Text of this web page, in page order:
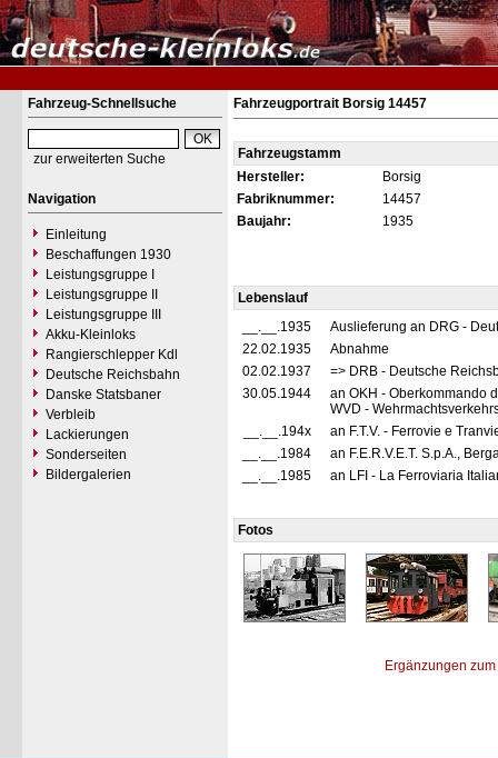
Fahrzeug-Schnellsuche
zur erweiterten Suche
Navigation
Einleitung
Beschaffungen 1930
Leistungsgruppe I
Leistungsgruppe II
Leistungsgruppe III
Akku-Kleinloks
Rangierschlepper Kdl
Deutsche Reichsbahn
Danske Statsbaner
Verbleib
Lackierungen
Sonderseiten
Bildergalerien
Fahrzeugportrait Borsig 14457
Fahrzeugstamm
Hersteller:
Borsig
Fabriknummer:
14457
Baujahr:
1935
Lebenslauf
__.__.1935
Auslieferung an DRG -
22.02.1935
Abnahme
02.02.1937
=> DRB - Deutsche
30.05.1944
an OKH - Oberkommando
WVD -
__.__.194x
an F.T.V. - Ferrovie e
__.__.1984
an F.E.R.V.E.T. S.p.A.,
__.__.1985
an LFI - La Ferroviaria
Fotos
Ergänzungen